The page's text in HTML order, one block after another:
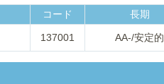
コード 長期
137001 AA-/安定的